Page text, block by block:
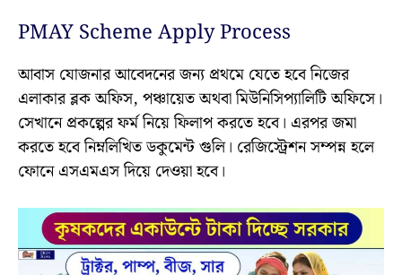
PMAY Scheme Apply Process
আবাস যোজনার আবেদনের জন্য প্রথমে যেতে হবে নিজের
এলাকার ব্লক অফিস, পঞ্চায়েত অথবা মিউনিসিপ্যালিটি অফিসে।
সেখানে প্রকল্পের ফর্ম নিয়ে ফিলাপ করতে হবে। এরপর জমা
করতে হবে নিম্নলিখিত ডকুমেন্ট গুলি। রেজিস্ট্রেশন সম্পন্ন হলে
ফোনে এসএমএস দিয়ে দেওয়া হবে।